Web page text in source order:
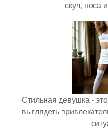
скул, носа
Стильная девушка -
выглядеть